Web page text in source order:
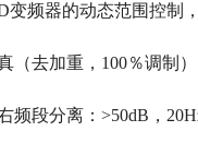
变频器的动态范围控制
（去加重，100％调制
频段分离：>50dB，